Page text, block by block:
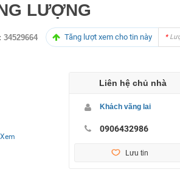
LƯỢNG
34529664 Tăng lượt xem cho tin này *
Liên hệ chủ nhà
Khách vãng lai
0906432986
Lưu tin